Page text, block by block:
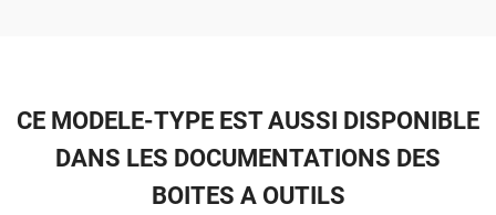
CE MODELE-TYPE EST AUSSI DISPONIBLE
DANS LES DOCUMENTATIONS DES
BOITES A OUTILS